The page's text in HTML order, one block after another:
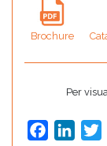
Brochure
Per
Facebook